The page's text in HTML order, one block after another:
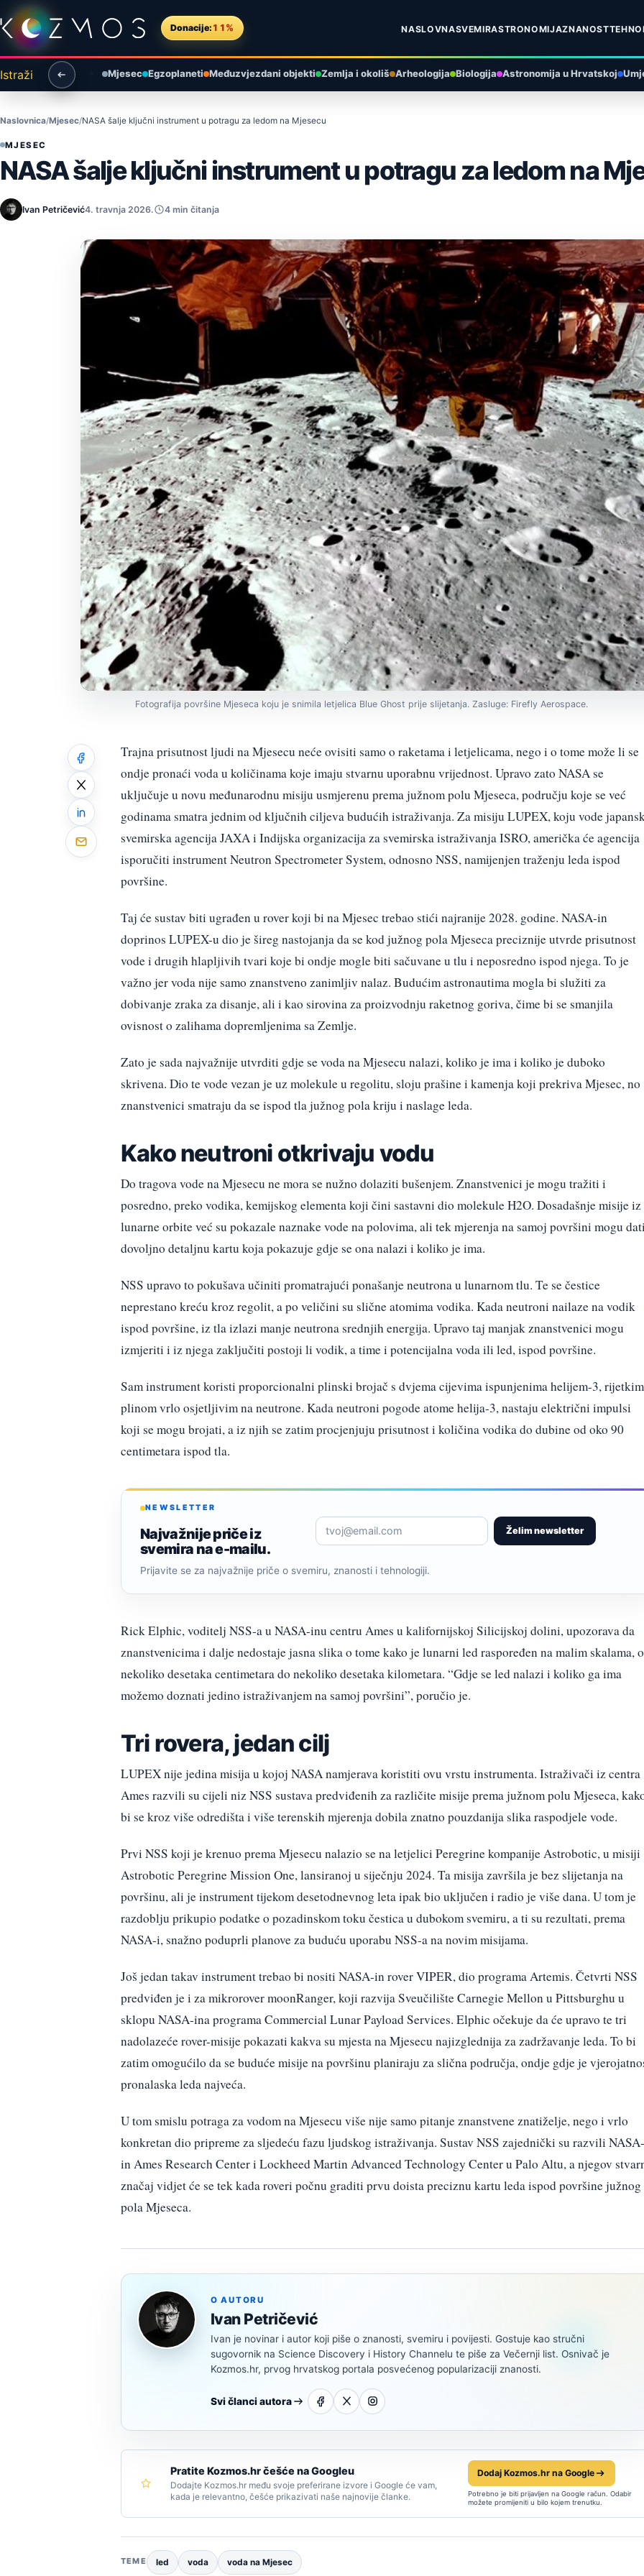
Preskoči na sadržaj
Donacije: 11% NASLOVNASVEMIRASTRONOMIJAZNANOST
Istraži Mjesec Egzoplaneti Međuzvjezdani objekti Zemlja i okoliš Arheologija Biologija Astronomija u Hrvatskoj
Naslovnica Mjesec NASA šalje ključni instrument u potragu za ledom na Mjesecu
MJESEC
NASA šalje ključni instrument u potragu za ledom na
Ivan Petričević4. travnja 2026. 4 min čitanja
Fotografija površine Mjeseca koju je snimila letjelica Blue Ghost prije slijetanja. Zasluge: Firefly Aerospace.
Trajna prisutnost ljudi na Mjesecu neće ovisiti samo o raketama i letjelicama, nego i o tome može li se
ondje pronaći voda u količinama koje imaju stvarnu uporabnu vrijednost. Upravo zato NASA se
uključuje u novu međunarodnu misiju usmjerenu prema južnom polu Mjeseca, području koje se već
godinama smatra jednim od ključnih ciljeva budućih istraživanja. Za misiju LUPEX, koju vode
svemirska agencija JAXA i Indijska organizacija za svemirska istraživanja ISRO, američka će agencija
isporučiti instrument Neutron Spectrometer System, odnosno NSS, namijenjen traženju leda ispod
površine.
Taj će sustav biti ugrađen u rover koji bi na Mjesec trebao stići najranije 2028. godine. NASA-in
doprinos LUPEX-u dio je šireg nastojanja da se kod južnog pola Mjeseca preciznije utvrde prisutnost
vode i drugih hlapljivih tvari koje bi ondje mogle biti sačuvane u tlu i neposredno ispod njega. To je
važno jer voda nije samo znanstveno zanimljiv nalaz. Budućim astronautima mogla bi služiti za
dobivanje zraka za disanje, ali i kao sirovina za proizvodnju raketnog goriva, čime bi se smanjila
ovisnost o zalihama dopremljenima sa Zemlje.
Zato je sada najvažnije utvrditi gdje se voda na Mjesecu nalazi, koliko je ima i koliko je duboko
skrivena. Dio te vode vezan je uz molekule u regolitu, sloju prašine i kamenja koji prekriva Mjesec, no
znanstvenici smatraju da se ispod tla južnog pola kriju i naslage leda.
Kako neutroni otkrivaju vodu
Do tragova vode na Mjesecu ne mora se nužno dolaziti bušenjem. Znanstvenici je mogu tražiti i
posredno, preko vodika, kemijskog elementa koji čini sastavni dio molekule H2O. Dosadašnje misije iz
lunarne orbite već su pokazale naznake vode na polovima, ali tek mjerenja na samoj površini mogu
dovoljno detaljnu kartu koja pokazuje gdje se ona nalazi i koliko je ima.
NSS upravo to pokušava učiniti promatrajući ponašanje neutrona u lunarnom tlu. Te se čestice
neprestano kreću kroz regolit, a po veličini su slične atomima vodika. Kada neutroni nailaze na vodik
ispod površine, iz tla izlazi manje neutrona srednjih energija. Upravo taj manjak znanstvenici mogu
izmjeriti i iz njega zaključiti postoji li vodik, a time i potencijalna voda ili led, ispod površine.
Sam instrument koristi proporcionalni plinski brojač s dvjema cijevima ispunjenima helijem-3, rijetkim
plinom vrlo osjetljivim na neutrone. Kada neutroni pogode atome helija-3, nastaju električni impulsi
koji se mogu brojati, a iz njih se zatim procjenjuju prisutnost i količina vodika do dubine od oko 90
centimetara ispod tla.
NEWSLETTER
Najvažnije priče iz
svemira na e-mailu.
Želim newsletter
Prijavite se za najvažnije priče o svemiru, znanosti i tehnologiji.
Rick Elphic, voditelj NSS-a u NASA-inu centru Ames u kalifornijskoj Silicijskoj dolini, upozorava da
znanstvenicima i dalje nedostaje jasna slika o tome kako je lunarni led raspoređen na malim skalama,
nekoliko desetaka centimetara do nekoliko desetaka kilometara. “Gdje se led nalazi i koliko ga ima
možemo doznati jedino istraživanjem na samoj površini”, poručio je.
Tri rovera, jedan cilj
LUPEX nije jedina misija u kojoj NASA namjerava koristiti ovu vrstu instrumenta. Istraživači iz centra
Ames razvili su cijeli niz NSS sustava predviđenih za različite misije prema južnom polu Mjeseca,
bi se kroz više odredišta i više terenskih mjerenja dobila znatno pouzdanija slika raspodjele vode.
Prvi NSS koji je krenuo prema Mjesecu nalazio se na letjelici Peregrine kompanije Astrobotic, u misiji
Astrobotic Peregrine Mission One, lansiranoj u siječnju 2024. Ta misija završila je bez slijetanja na
površinu, ali je instrument tijekom desetodnevnog leta ipak bio uključen i radio je više dana. U tom je
razdoblju prikupio podatke o pozadinskom toku čestica u dubokom svemiru, a ti su rezultati, prema
NASA-i, snažno poduprli planove za buduću uporabu NSS-a na novim misijama.
Još jedan takav instrument trebao bi nositi NASA-in rover VIPER, dio programa Artemis. Četvrti NSS
predviđen je i za mikrorover moonRanger, koji razvija Sveučilište Carnegie Mellon u Pittsburghu u
sklopu NASA-ina programa Commercial Lunar Payload Services. Elphic očekuje da će upravo te tri
nadolazeće rover-misije pokazati kakva su mjesta na Mjesecu najizglednija za zadržavanje leda. To bi
zatim omogućilo da se buduće misije na površinu planiraju za slična područja, ondje gdje je
pronalaska leda najveća.
U tom smislu potraga za vodom na Mjesecu više nije samo pitanje znanstvene znatiželje, nego i vrlo
konkretan dio pripreme za sljedeću fazu ljudskog istraživanja. Sustav NSS zajednički su razvili NASA-
in Ames Research Center i Lockheed Martin Advanced Technology Center u Palo Altu, a njegov
značaj vidjet će se tek kada roveri počnu graditi prvu doista preciznu kartu leda ispod površine južnog
pola Mjeseca.
O AUTORU
Ivan Petričević
Ivan je novinar i autor koji piše o znanosti, svemiru i povijesti. Gostuje kao stručni
sugovornik na Science Discovery i History Channelu te piše za Večernji list. Osnivač je
Kozmos.hr, prvog hrvatskog portala posvećenog popularizaciji znanosti.
Svi članci autora
Pratite Kozmos.hr češće na Googleu
Dodajte Kozmos.hr među svoje preferirane izvore i Google će vam,
kada je relevantno, češće prikazivati naše najnovije članke.
Dodaj Kozmos.hr na Google
Potrebno je biti prijavljen na Google račun. Odabir
možete promijeniti u bilo kojem trenutku.
TEME led voda voda na Mjesec